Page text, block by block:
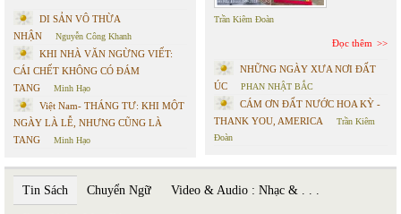
DI SẢN VÔ THỪA
NHẬN
Nguyễn Công Khanh
KHI NHÀ VĂN NGỪNG VIẾT:
CÁI CHẾT KHÔNG CÓ ĐÁM
TANG
Minh Hạo
Việt Nam- THÁNG TƯ: KHI MỘT
NGÀY LÀ LỄ, NHƯNG CŨNG LÀ
TANG
Minh Hạo
Trần Kiêm Đoàn
Đọc thêm
NHỮNG NGÀY XƯA NƠI ĐẤT
ÚC
PHAN NHẬT BẮC
CÁM ƠN ĐẤT NƯỚC HOA KỲ -
THANK YOU, AMERICA
Trần Kiêm
Đoàn
Tin Sách Chuyển Ngữ Video & Audio : Nhạc & . . .